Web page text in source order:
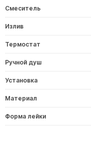
Смеситель
Излив
Термостат
Ручной душ
Установка
Материал
Форма лейки